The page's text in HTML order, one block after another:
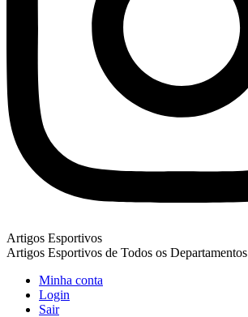
Artigos Esportivos
Artigos Esportivos de Todos os Departamentos
Minha conta
Login
Sair